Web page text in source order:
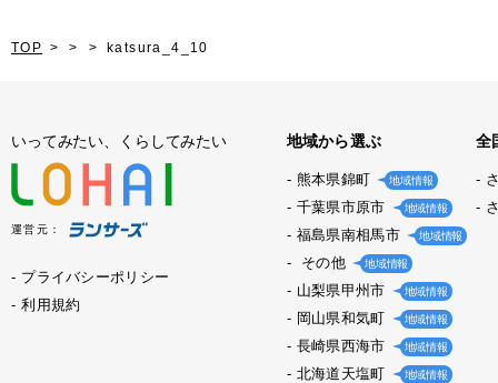
TOP katsura_4_10
いってみたい、くらしてみたい
運営元：
プライバシーポリシー
利用規約
地域から選ぶ
熊本県錦町 地域情報
千葉県市原市 地域情報
福島県南相馬市 地域情報
その他 地域情報
山梨県甲州市 地域情報
岡山県和気町 地域情報
長崎県西海市 地域情報
北海道天塩町 地域情報
全